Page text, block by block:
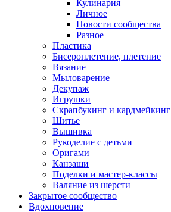
Кулинария
Личное
Новости сообщества
Разное
Пластика
Бисероплетение, плетение
Вязание
Мыловарение
Декупаж
Игрушки
Скрапбукинг и кардмейкинг
Шитье
Вышивка
Рукоделие с детьми
Оригами
Канзаши
Поделки и мастер-классы
Валяние из шерсти
Закрытое сообщество
Вдохновение